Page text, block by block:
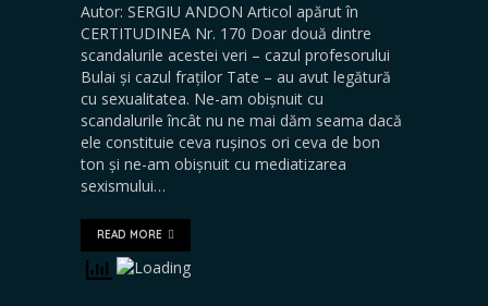
Autor: SERGIU ANDON Articol apărut în
CERTITUDINEA Nr. 170 Doar două dintre
scandalurile acestei veri – cazul profesorului
Bulai și cazul fraților Tate – au avut legătură
cu sexualitatea. Ne-am obișnuit cu
scandalurile încât nu ne mai dăm seama dacă
ele constituie ceva rușinos ori ceva de bon
ton și ne-am obișnuit cu mediatizarea
sexismului…
READ MORE